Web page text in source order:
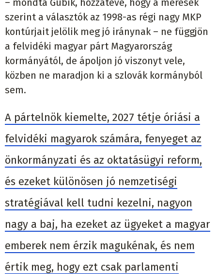
– mondta Gubík, hozzátéve, hogy a mérések
szerint a választók az 1998-as régi nagy MKP
kontúrjait jelölik meg jó iránynak – ne függjön
a felvidéki magyar párt Magyarország
kormányától, de ápoljon jó viszonyt vele,
közben ne maradjon ki a szlovák kormányból
sem.
A pártelnök kiemelte, 2027 tétje óriási a
felvidéki magyarok számára, fenyeget az
önkormányzati és az oktatásügyi reform,
és ezeket különösen jó nemzetiségi
stratégiával kell tudni kezelni, nagyon
nagy a baj, ha ezeket az ügyeket a magyar
emberek nem érzik magukénak, és nem
értik meg, hogy ezt csak parlamenti